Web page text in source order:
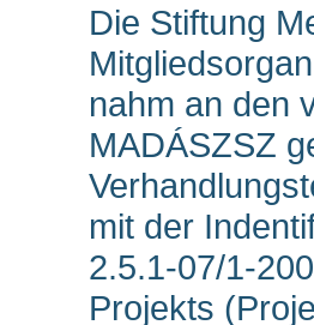
Die Stiftung
nahm an den
MADÁSZSZ
mit der
2.5.1-07/1-
Projekts